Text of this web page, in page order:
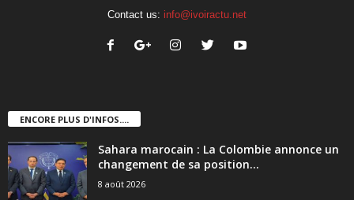
Contact us: info@ivoiractu.net
ENCORE PLUS D'INFOS....
Sahara marocain : La Colombie annonce un
changement de sa position...
8 août 2026